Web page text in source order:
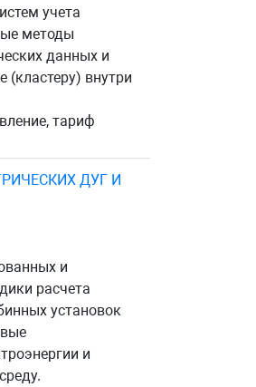
учета
методы
данных и
внутри
тариф
ДУГ И
и
расчета
установок
и